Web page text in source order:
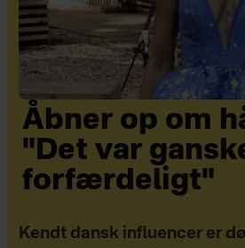
Åbner op om
"Det var
forfærdeligt"
Kendt dansk influencer er